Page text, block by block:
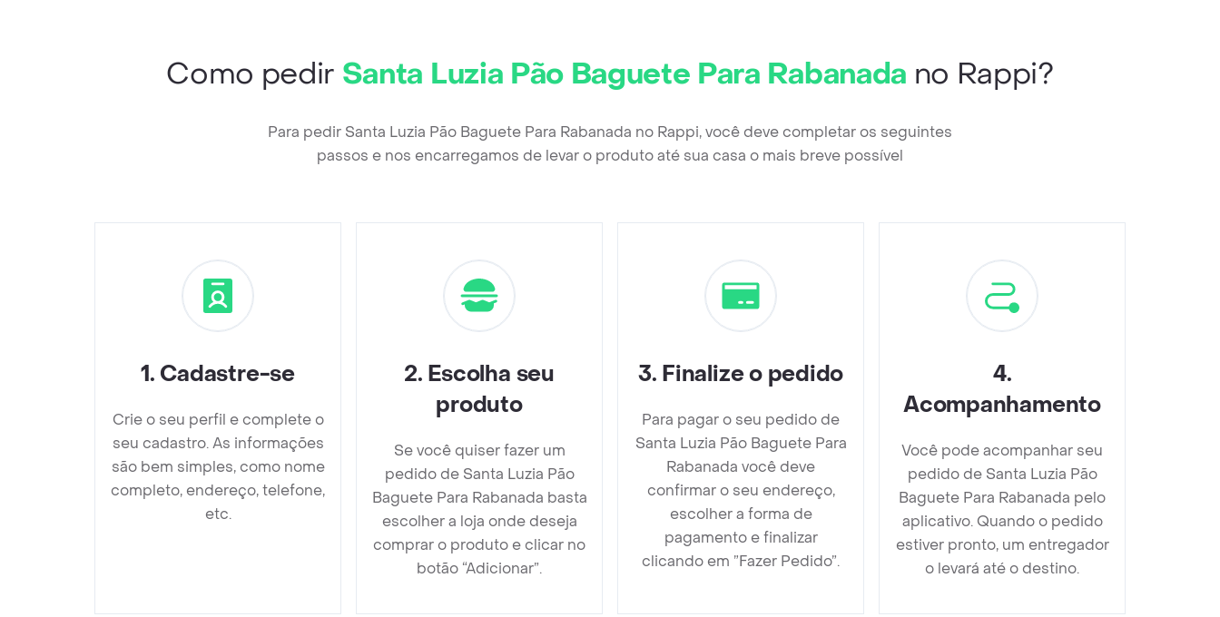
Como pedir Santa Luzia Pão Baguete Para Rabanada no Rappi?
Para pedir Santa Luzia Pão Baguete Para Rabanada no Rappi, você deve completar os seguintes
passos e nos encarregamos de levar o produto até sua casa o mais breve possível
1. Cadastre-se
Crie o seu perfil e complete o
seu cadastro. As informações
são bem simples, como nome
completo, endereço, telefone,
etc.
2. Escolha seu
produto
Se você quiser fazer um
pedido de Santa Luzia Pão
Baguete Para Rabanada basta
escolher a loja onde deseja
comprar o produto e clicar no
botão “Adicionar”.
3. Finalize o pedido
Para pagar o seu pedido de
Santa Luzia Pão Baguete Para
Rabanada você deve
confirmar o seu endereço,
escolher a forma de
pagamento e finalizar
clicando em ”Fazer Pedido”.
4.
Acompanhamento
Você pode acompanhar seu
pedido de Santa Luzia Pão
Baguete Para Rabanada pelo
aplicativo. Quando o pedido
estiver pronto, um entregador
o levará até o destino.